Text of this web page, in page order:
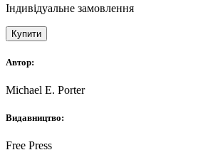
Індивідуальне замовлення
Купити
Автор:
Michael E. Porter
Видавництво:
Free Press